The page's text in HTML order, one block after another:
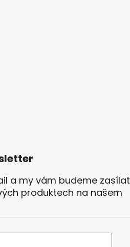
a my vám budeme zasílat
produktech na našem